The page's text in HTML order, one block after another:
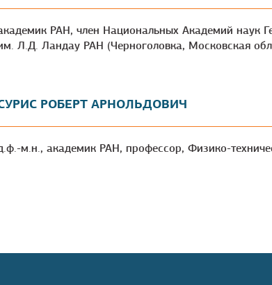
РАН, член Национальных Академий наук
Л.Д. Ландау РАН (Черноголовка, Московская
РОБЕРТ АРНОЛЬДОВИЧ
м.н., академик РАН, профессор, Физико-